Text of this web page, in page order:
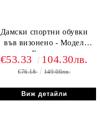
Дамски спортни обувки
във визонено - Модел
Естела
€53.33 104.30лв.
€76.18 149.00лв.
Виж детайли